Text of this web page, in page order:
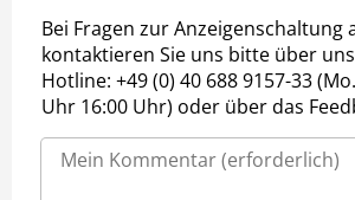
Bei Fragen zur Anzeigenschaltung
kontaktieren Sie uns bitte über
Hotline: +49 (0) 40 688 9157-33
Uhr 16:00 Uhr) oder über das